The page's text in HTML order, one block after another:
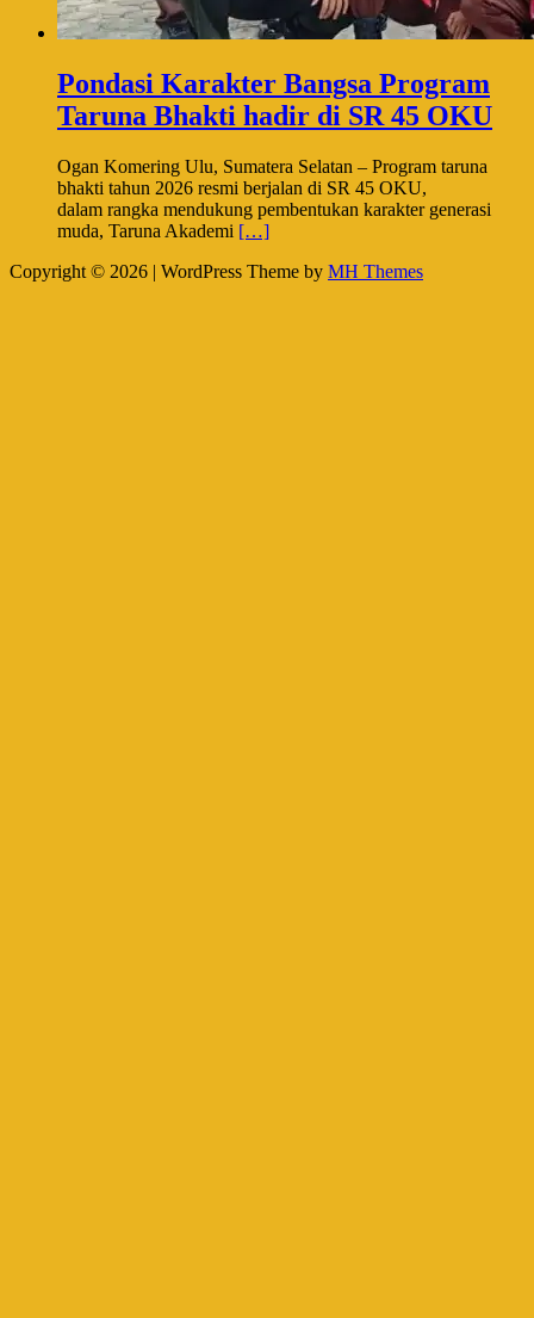
Pondasi Karakter Bangsa Program
Taruna Bhakti hadir di SR 45 OKU
Ogan Komering Ulu, Sumatera Selatan – Program taruna
bhakti tahun 2026 resmi berjalan di SR 45 OKU,
dalam rangka mendukung pembentukan karakter generasi
muda, Taruna Akademi […]
Copyright © 2026 | WordPress Theme by MH Themes